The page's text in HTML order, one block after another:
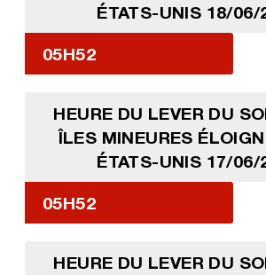
ÉTATS-UNIS 18/06/
05H52
HEURE DU LEVER DU
ÎLES MINEURES
ÉTATS-UNIS 17/06/
05H52
HEURE DU LEVER DU